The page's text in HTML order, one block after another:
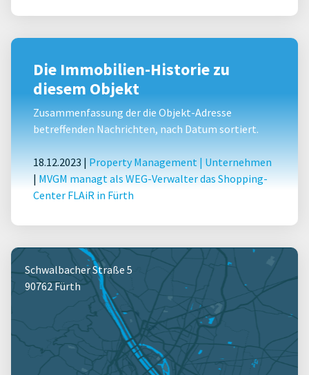
Die Immobilien-Historie zu
diesem Objekt
Zusammenfassung der die Objekt-Adresse
betreffenden Nachrichten, nach Datum sortiert.
18.12.2023 | Property Management | Unternehmen
| MVGM managt als WEG-Verwalter das Shopping-
Center FLAiR in Fürth
Schwalbacher Straße 5
90762 Fürth